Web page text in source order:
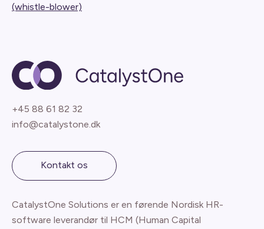
(whistle-blower)
+45 88 61 82 32
info@catalystone.dk
Kontakt os
CatalystOne Solutions er en førende Nordisk HR-
software leverandør til HCM (Human Capital